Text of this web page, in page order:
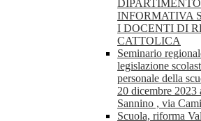
INFORMATIVA
I DOCENTI DI
CATTOLICA
Seminario
legislazione
personale della
20 dicembre 2023
Sannino , via
Scuola, riforma